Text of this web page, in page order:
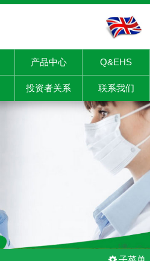
产品中心 Q&EHS
投资者关系 联系我们